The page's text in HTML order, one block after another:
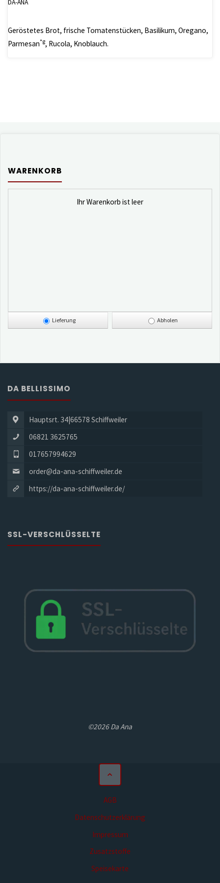
DA-ANA
Geröstetes Brot, frische Tomatenstücken, Basilikum, Oregano,
Parmesan*g, Rucola, Knoblauch.
WARENKORB
Ihr Warenkorb ist leer
Lieferung Abholen
DA BELLISSIMO
Hauptsrt. 34|66578 Schiffweiler
06821 3625765
017657994629
order@da-ana-schiffweiler.de
https://da-ana-schiffweiler.de/
SSL-VERSCHLÜSSELTE
©2026 Da Ana
AGB
Datenschutzerklärung
Impressum
Zusatzstoffe
Speisekarte